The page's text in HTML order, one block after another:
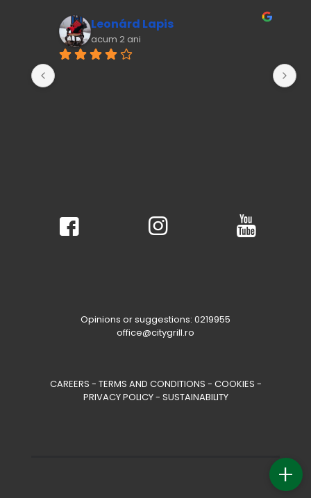
+
Leonárd Lapis
acum 2 ani
Opinions or suggestions: 0219955
office@citygrill.ro
CAREERS - TERMS AND CONDITIONS - COOKIES -
PRIVACY POLICY- SUSTAINABILITY